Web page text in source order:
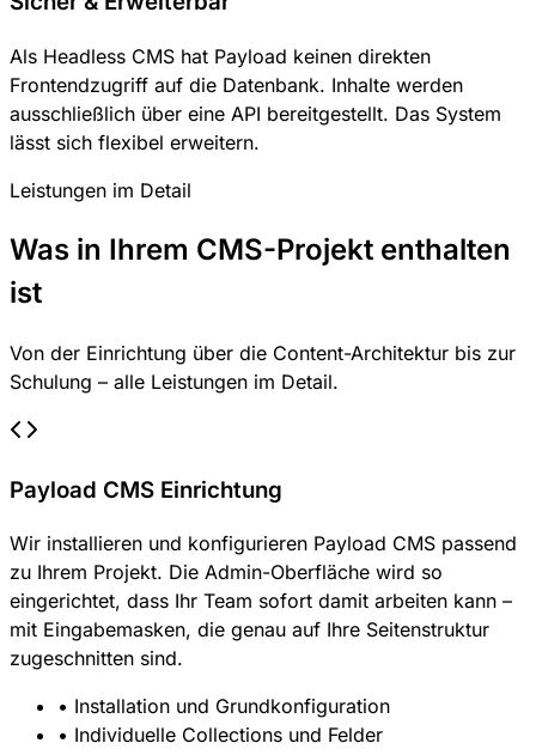
Als Headless CMS hat Payload keinen direkten
Frontendzugriff auf die Datenbank. Inhalte werden
ausschließlich über eine API bereitgestellt. Das System
lässt sich flexibel erweitern.
Leistungen im Detail
Was in Ihrem CMS-Projekt enthalten
ist
Von der Einrichtung über die Content-Architektur bis zur
Schulung – alle Leistungen im Detail.
Payload CMS Einrichtung
Wir installieren und konfigurieren Payload CMS passend
zu Ihrem Projekt. Die Admin-Oberfläche wird so
eingerichtet, dass Ihr Team sofort damit arbeiten kann –
mit Eingabemasken, die genau auf Ihre Seitenstruktur
zugeschnitten sind.
• Installation und Grundkonfiguration
• Individuelle Collections und Felder